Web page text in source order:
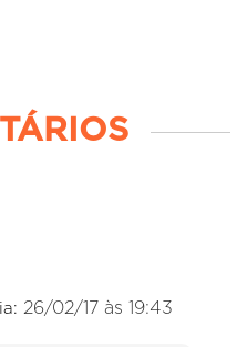
26/02/17 às 19:43